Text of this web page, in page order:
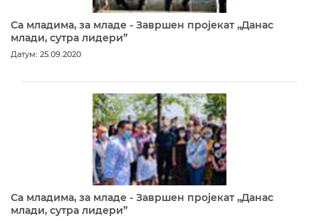
Са младима, за младе - Завршен пројекат „Данас
млади, сутра лидери”
Датум: 25.09.2020
Са младима, за младе - Завршен пројекат „Данас
млади, сутра лидери”